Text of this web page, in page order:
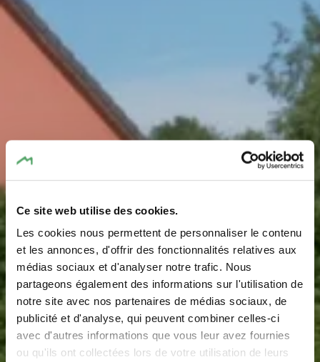
Ce site web utilise des cookies.
Les cookies nous permettent de personnaliser le contenu
et les annonces, d'offrir des fonctionnalités relatives aux
médias sociaux et d'analyser notre trafic. Nous
partageons également des informations sur l'utilisation de
notre site avec nos partenaires de médias sociaux, de
publicité et d'analyse, qui peuvent combiner celles-ci
avec d'autres informations que vous leur avez fournies
ou qu'ils ont collectées lors de votre utilisation de leurs
Speelplaats - Cité
Neimillen
Waar? Cité Neimillen, 6195 Imbringen